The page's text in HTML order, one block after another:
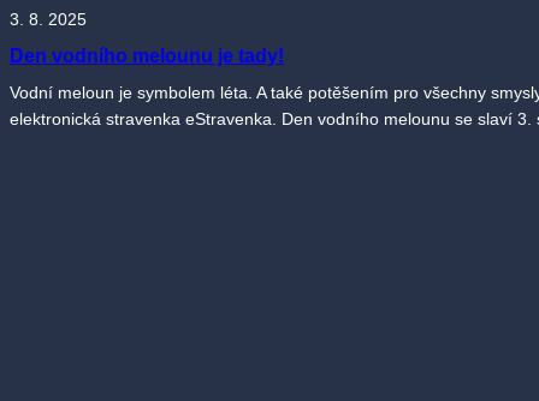
3. 8. 2025
Den vodního melounu je tady!
Vodní meloun je symbolem léta. A také potěšením pro všechny
elektronická stravenka eStravenka. Den vodního melounu se slaví